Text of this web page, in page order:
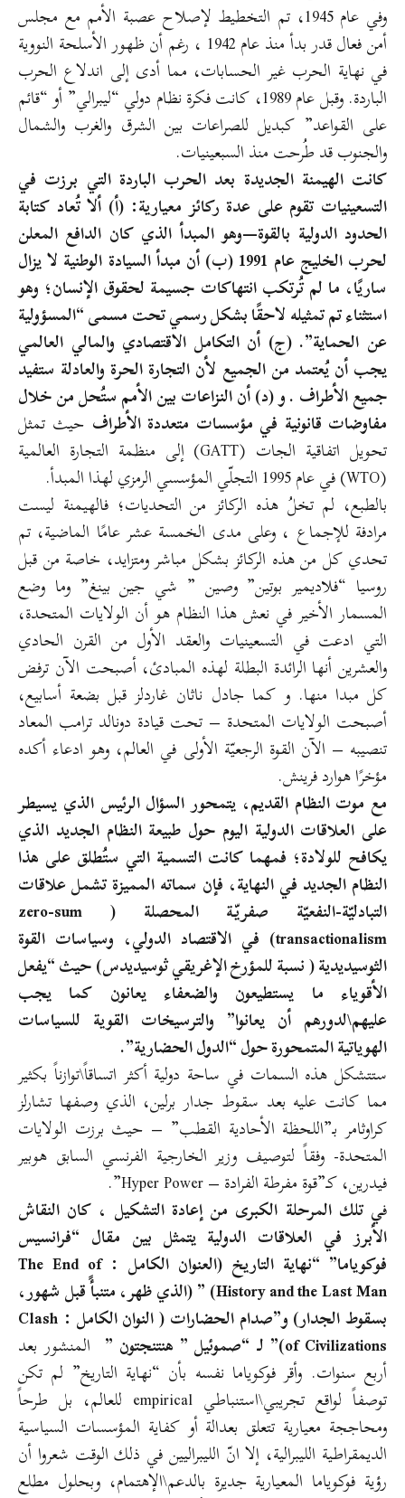
وفي عام 1945، تم التخطيط لإصلاح عصبة الأمم مع مجلس
أمن فعال قدر بدأ منذ عام 1942 ، رغم أن ظهور الأسلحة النووية
في نهاية الحرب غير الحسابات، مما أدى إلى اندلاع الحرب
الباردة. وقبل عام 1989، كانت فكرة نظام دولي “ليبرالي” أو “قائم
على القواعد” كبديل للصراعات بين الشرق والغرب والشمال
والجنوب قد طُرحت منذ السبعينيات.
كانت الهيمنة الجديدة بعد الحرب الباردة التي برزت في
التسعينيات تقوم على عدة ركائز معيارية: (أ) ألا تُعاد كتابة
الحدود الدولية بالقوة—وهو المبدأ الذي كان الدافع المعلن
لحرب الخليج عام 1991 (ب) أن مبدأ السيادة الوطنية لا يزال
ساريًا، ما لم تُرتكب انتهاكات جسيمة لحقوق الإنسان؛ وهو
استثناء تم تمثيله لاحقًا بشكل رسمي تحت مسمى “المسؤولية
عن الحماية”. (ج) أن التكامل الاقتصادي والمالي العالمي
يجب أن يُعتمد من الجميع لأن التجارة الحرة والعادلة ستفيد
جميع الأطراف . و (د) أن النزاعات بين الأمم ستُحل من خلال
مفاوضات قانونية في مؤسسات متعددة الأطراف حيث تمثل
تحويل اتفاقية الجات (GATT) إلى منظمة التجارة العالمية
(WTO) في عام 1995 التجلّي المؤسسي الرمزي لهذا المبدأ.
بالطبع، لم تخلُ هذه الركائز من التحديات؛ فالهيمنة ليست
مرادفة للإجماع ، وعلى مدى الخمسة عشر عامًا الماضية، تم
تحدي كل من هذه الركائز بشكل مباشر ومتزايد، خاصة من قبل
روسيا “فلاديمير بوتين” وصين ” شي جين بينغ” وما وضع
المسمار الأخير في نعش هذا النظام هو أن الولايات المتحدة،
التي ادعت في التسعينيات والعقد الأول من القرن الحادي
والعشرين أنها الرائدة البطلة لهذه المبادئ، أصبحت الآن ترفض
كل مبدا منها. و كما جادل ناثان غاردلز قبل بضعة أسابيع،
أصبحت الولايات المتحدة – تحت قيادة دونالد ترامب المعاد
تنصيبه – الآن القوة الرجعيّة الأولى في العالم، وهو ادعاء أكده
مؤخرًا هوارد فرينش.
مع موت النظام القديم، يتمحور السؤال الرئيس الذي يسيطر
على العلاقات الدولية اليوم حول طبيعة النظام الجديد الذي
يكافح للولادة؛ فمهما كانت التسمية التي ستُطلق على هذا
النظام الجديد في النهاية، فإن سماته المميزة تشمل علاقات
التبادليّة-النفعيّة صفريّة المحصلة ( zero-sum
transactionalism) في الاقتصاد الدولي، وسياسات القوة
الثوسيديدية ( نسبة للمؤرخ الإغريقي ثوسيديدس) حيث “يفعل
الأقوياء ما يستطيعون والضعفاء يعانون كما يجب
عليهم\لدورهم أن يعانوا” والترسيخات القوية للسياسات
الهوياتية المتمحورة حول “الدول الحضارية”.
ستتشكل هذه السمات في ساحة دولية أكثر اتساقاً\توازناً بكثير
مما كانت عليه بعد سقوط جدار برلين، الذي وصفها تشارلز
كراوثامر بـ”اللحظة الأحادية القطب” – حيث برزت الولايات
المتحدة- وفقاً لتوصيف وزير الخارجية الفرنسي السابق هوبير
فيدرين، كـ”قوة مفرطة الفرادة – Hyper Power”.
في تلك المرحلة الكبرى من إعادة التشكيل ، كان النقاش
الأبرز في العلاقات الدولية يتمثل بين مقال “فرانسيس
فوكوياما” “نهاية التاريخ (العنوان الكامل : The End of
History and the Last Man) ” (الذي ظهر، متنبأً قبل شهور،
بسقوط الجدار) و”صدام الحضارات ( النوان الكامل : Clash
of Civilizations)” لـ “صموئيل ” هنتنجتون ”
المنشور بعد
أربع سنوات. وأقر فوكوياما نفسه بأن “نهاية التاريخ” لم تكن
توصفاً لواقع تجريبي\استنباطي empirical للعالم، بل طرحاً
ومحاججة معيارية تتعلق بعدالة أو كفاية المؤسسات السياسية
الديمقراطية الليبرالية، إلا انّ الليبراليين في ذلك الوقت شعروا أن
رؤية فوكوياما المعيارية جديرة بالدعم\الإهتمام، وبحلول مطلع